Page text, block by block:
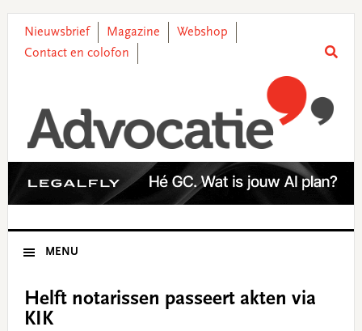
primary
main
primary
footer
Nieuwsbrief Magazine
Webshop
Contact en colofon
MENU
Helft notarissen passeert akten via
KIK